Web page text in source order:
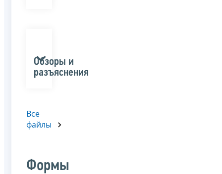
Обзоры и
разъяснения
Все
файлы
Формы